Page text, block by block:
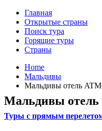
Главная
Открытые страны
Поиск тура
Горящие туры
Страны
Home
Мальдивы
Мальдивы отель
Мальдивы отель
Туры с прямым